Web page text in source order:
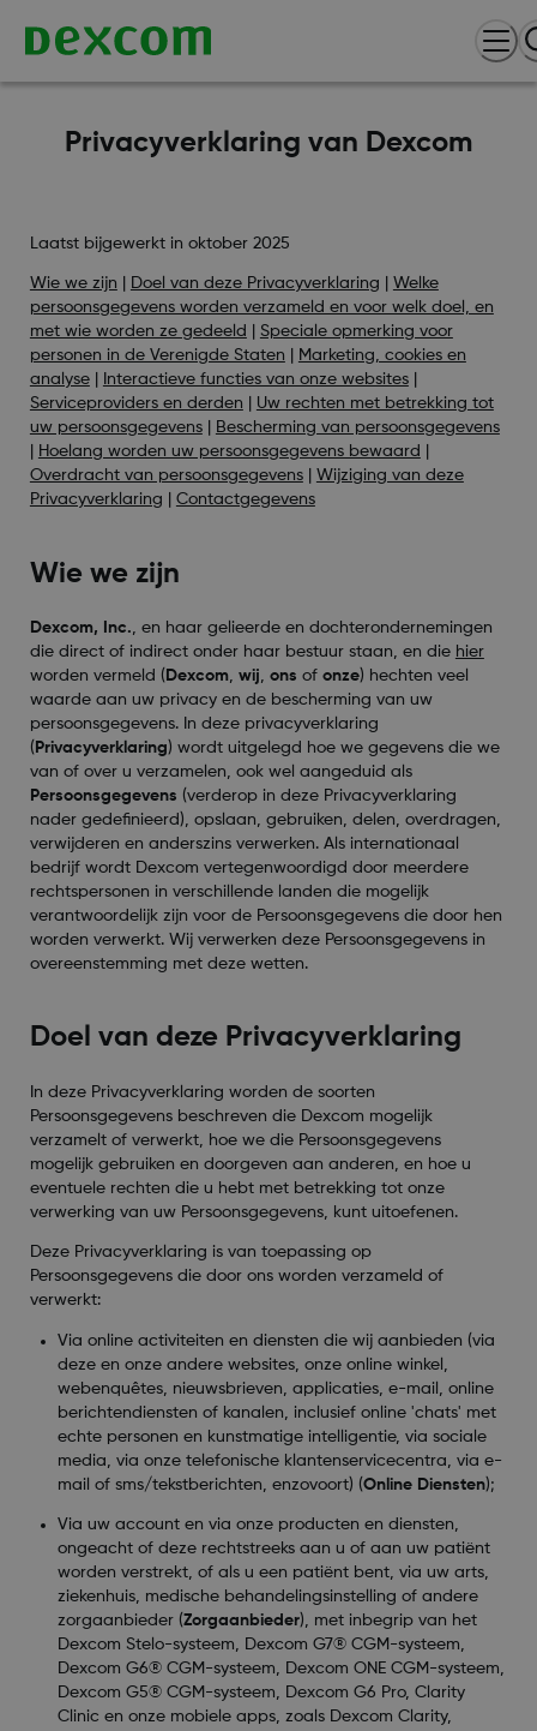
Privacyverklaring van Dexcom
Laatst bijgewerkt in oktober 2025
Wie we zijn Doel van deze Privacyverklaring
Welke
persoonsgegevens worden verzameld en voor welk doel, en
met wie worden ze gedeeld
Speciale opmerking voor
personen in de Verenigde Staten
Marketing, cookies en
analyse| Interactieve functies van onze websites|
Serviceproviders en derden
Uw rechten met betrekking tot
uw persoonsgegevens|
Bescherming van persoonsgegevens
Hoelang worden uw persoonsgegevens bewaard
Overdracht van persoonsgegevens| Wijziging van deze
Privacyverklaring
Contactgegevens
Wie we zijn
Dexcom, Inc., en haar gelieerde en dochterondernemingen
die direct of indirect onder haar bestuur staan, en die hier
worden vermeld ( Dexcom, wij, ons of onze) hechten veel
waarde aan uw privacy en de bescherming van uw
persoonsgegevens. In deze privacyverklaring
( Privacyverklaring) wordt uitgelegd hoe we gegevens die we
van of over u verzamelen, ook wel aangeduid als
Persoonsgegevens (verderop in deze Privacyverklaring
nader gedefinieerd), opslaan, gebruiken, delen, overdragen,
verwijderen en anderszins verwerken. Als internationaal
bedrijf wordt Dexcom vertegenwoordigd door meerdere
rechtspersonen in verschillende landen die mogelijk
verantwoordelijk zijn voor de Persoonsgegevens die door hen
worden verwerkt. Wij verwerken deze Persoonsgegevens in
overeenstemming met deze wetten.
Doel van deze Privacyverklaring
In deze Privacyverklaring worden de soorten
Persoonsgegevens beschreven die Dexcom mogelijk
verzamelt of verwerkt, hoe we die Persoonsgegevens
mogelijk gebruiken en doorgeven aan anderen, en hoe u
eventuele rechten die u hebt met betrekking tot onze
verwerking van uw Persoonsgegevens, kunt uitoefenen.
Deze Privacyverklaring is van toepassing op
Persoonsgegevens die door ons worden verzameld of
verwerkt:
Via online activiteiten en diensten die wij aanbieden (via
deze en onze andere websites, onze online winkel,
webenquêtes, nieuwsbrieven, applicaties, e-mail, online
berichtendiensten of kanalen, inclusief online 'chats' met
echte personen en kunstmatige intelligentie, via sociale
media, via onze telefonische klantenservicecentra, via e-
mail of sms/tekstberichten, enzovoort) (Online Diensten);
Via uw account en via onze producten en diensten,
ongeacht of deze rechtstreeks aan u of aan uw patiënt
worden verstrekt, of als u een patiënt bent, via uw arts,
ziekenhuis, medische behandelingsinstelling of andere
zorgaanbieder (Zorgaanbieder), met inbegrip van het
Dexcom Stelo-systeem, Dexcom G7® CGM-systeem,
Dexcom G6® CGM-systeem, Dexcom ONE CGM-systeem,
Dexcom G5® CGM-systeem, Dexcom G6 Pro, Clarity
Clinic en onze mobiele apps, zoals Dexcom Clarity,